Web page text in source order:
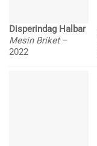
Disperindag Halbar
Mesin Briket –
2022